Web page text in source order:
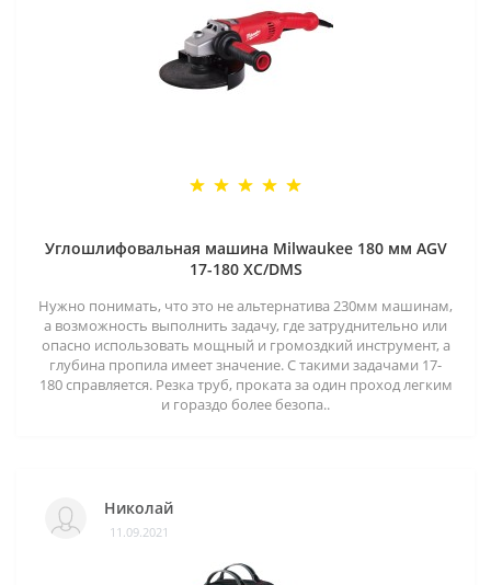
Углошлифовальная машина Milwaukee 180 мм AGV
17-180 XC/DMS
Нужно понимать, что это не альтернатива 230мм машинам,
а возможность выполнить задачу, где затруднительно или
опасно использовать мощный и громоздкий инструмент, а
глубина пропила имеет значение. С такими задачами 17-
180 справляется. Резка труб, проката за один проход легким
и гораздо более безопа..
Николай
11.09.2021